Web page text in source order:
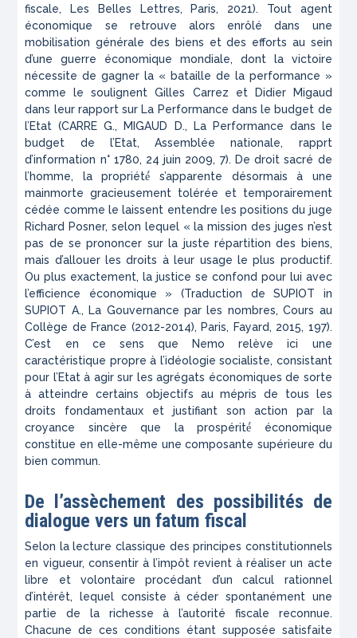
fiscale, Les Belles Lettres, Paris, 2021). Tout agent
économique se retrouve alors enrôlé dans une
mobilisation générale des biens et des efforts au sein
d’une guerre économique mondiale, dont la victoire
nécessite de gagner la « bataille de la performance »
comme le soulignent Gilles Carrez et Didier Migaud
dans leur rapport sur La Performance dans le budget de
l’Etat (CARRE G., MIGAUD D.,
La Performance dans le
budget de l’Etat, Assemblée nationale, rapprt
d’information n° 1780, 24 juin 2009, 7). De droit sacré de
l’homme, la propriété́ s’apparente désormais à une
mainmorte gracieusement tolérée et temporairement
cédée comme le laissent entendre les positions du juge
Richard Posner, selon lequel « la mission des juges n’est
pas de se prononcer sur la juste répartition des biens,
mais d’allouer les droits à leur usage le plus productif.
Ou plus exactement, la justice se confond pour lui avec
l’efficience économique » (Traduction de SUPIOT in
SUPIOT A., La Gouvernance par les nombres, Cours au
Collège de France (2012-2014), Paris, Fayard, 2015, 197).
C’est en ce sens que Nemo relève ici une
caractéristique propre à l’idéologie socialiste, consistant
pour l’Etat à agir sur les agrégats économiques de sorte
à atteindre certains objectifs au mépris de tous les
droits fondamentaux et justifiant son action par la
croyance sincère que la prospérité́ économique
constitue en elle-même une composante supérieure du
bien commun.
De l’assèchement des possibilités de
dialogue vers unfatum fiscal
Selon la lecture classique des principes constitutionnels
en vigueur, consentir à l’impôt revient à réaliser un acte
libre et volontaire procédant d’un calcul rationnel
d’intérêt, lequel consiste à céder spontanément une
partie de la richesse à l’autorité fiscale reconnue.
Chacune de ces conditions étant supposée satisfaite